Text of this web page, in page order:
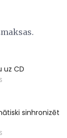
uz CD
sinhronizēt